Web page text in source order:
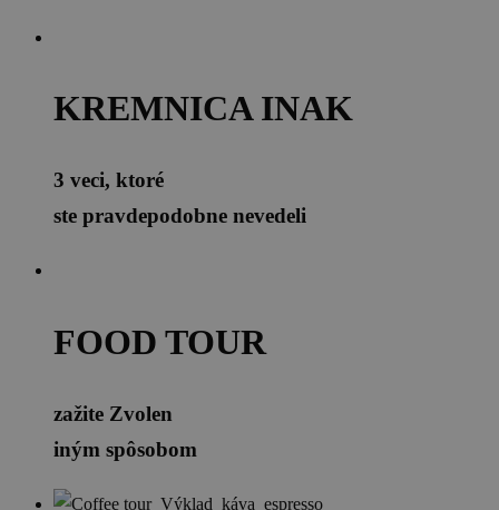
KREMNICA INAK
3 veci, ktoré
ste pravdepodobne nevedeli
FOOD TOUR
zažite Zvolen
iným spôsobom